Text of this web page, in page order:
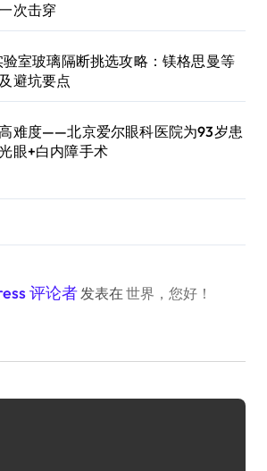
次击穿
室玻璃隔断挑选攻略：镁格思曼等
避坑要点
难度——北京爱尔眼科医院为93岁患
眼+白内障手术
评论者发表在 世界，您好！